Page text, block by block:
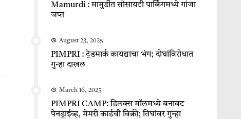
Mamurdi : मामुर्डीत सोसायटी पार्किंगमध्ये गांजा
जप्त
August 23, 2025
PIMPRI : ट्रेडमार्क कायद्याचा भंग; दोघांविरोधात
गुन्हा दाखल
March 16, 2025
PIMPRI CAMP: डिलक्स मॉलमध्ये बनावट
पेनड्राईव्ह, मेमरी कार्डची विक्री; तिघांवर गुन्हा